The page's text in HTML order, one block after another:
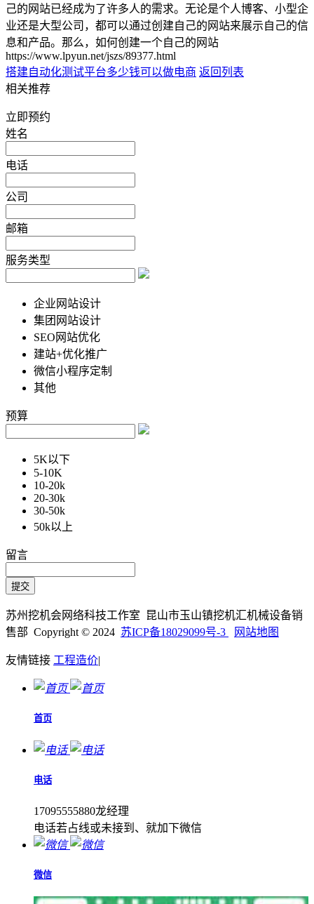
己的网站已经成为了许多人的需求。无论是个人博客、小型企
业还是大型公司，都可以通过创建自己的网站来展示自己的信
息和产品。那么，如何创建一个自己的网站
https://www.lpyun.net/jszs/89377.html
搭建自动化测试平台多少钱可以做电商 返回列表
相关推荐
立即预约
姓名
电话
公司
邮箱
服务类型
企业网站设计
集团网站设计
SEO网站优化
建站+优化推广
微信小程序定制
其他
预算
5K以下
5-10K
10-20k
20-30k
30-50k
50k以上
留言
苏州挖机会网络科技工作室 昆山市玉山镇挖机汇机械设备销
售部 Copyright © 2024 苏ICP备18029099号-3 网站地图
友情链接 工程造价|
首页
电话
17095555880龙经理
电话若占线或未接到、就加下微信
微信